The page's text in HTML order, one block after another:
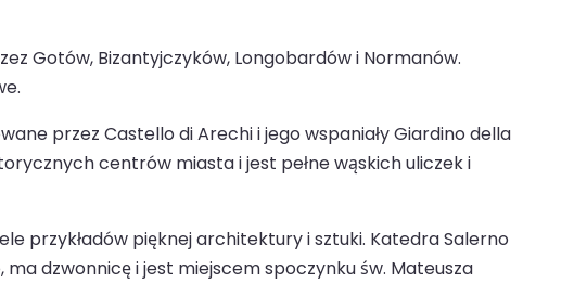
Gotów, Bizantyjczyków, Longobardów i Normanów.
przez Castello di Arechi i jego wspaniały Giardino della
centrów miasta i jest pełne wąskich uliczek i
przykładów pięknej architektury i sztuki. Katedra Salerno
dzwonnicę i jest miejscem spoczynku św. Mateusza